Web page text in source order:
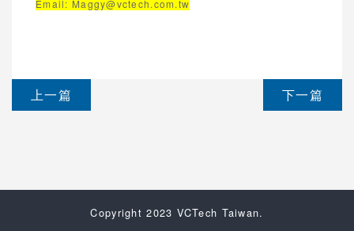
Email: Maggy@vctech.com.tw
上一篇 下一篇
Copyright 2023 VCTech Taiwan.